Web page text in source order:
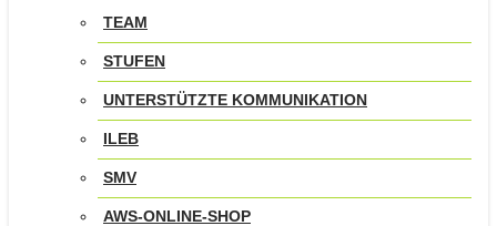
TEAM
STUFEN
UNTERSTÜTZTE KOMMUNIKATION
ILEB
SMV
AWS-ONLINE-SHOP